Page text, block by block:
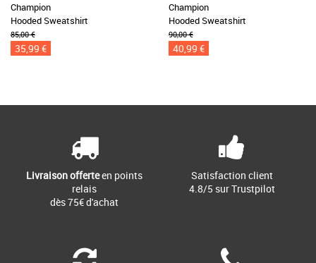
Champion
Hooded Sweatshirt
85,00 €
35,99 €
Champion
Hooded Sweatshirt
90,00 €
40,99 €
Livraison offerteen points
relais
dès 75€ d'achat
Satisfaction client
4.8/5 sur Trustpilot